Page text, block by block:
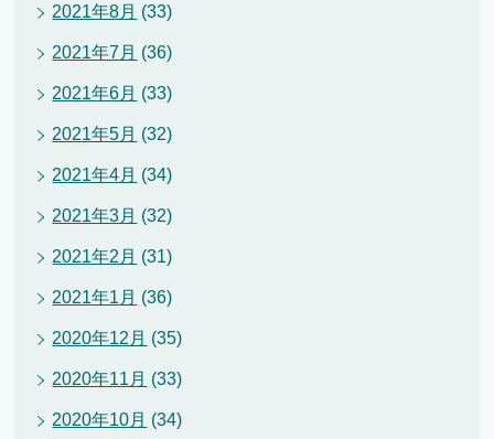
2021年8月 (33)
2021年7月 (36)
2021年6月 (33)
2021年5月 (32)
2021年4月 (34)
2021年3月 (32)
2021年2月 (31)
2021年1月 (36)
2020年12月 (35)
2020年11月 (33)
2020年10月 (34)